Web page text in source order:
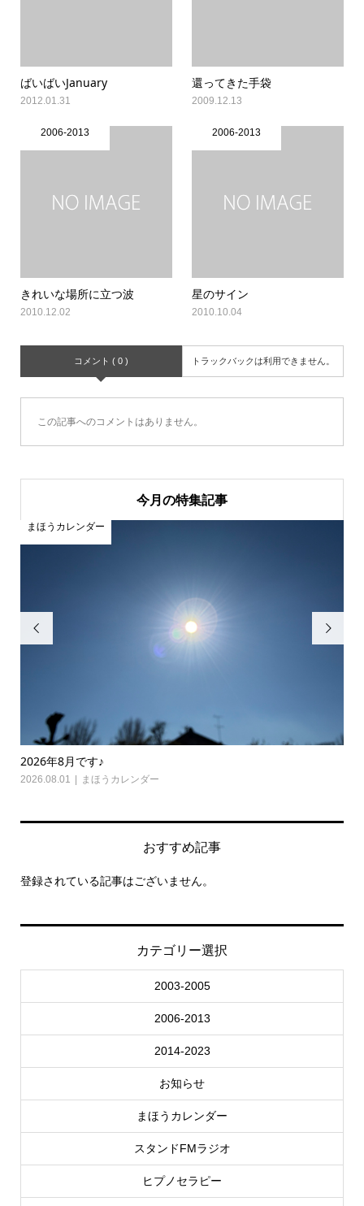
ばいばいJanuary
2012.01.31
還ってきた手袋
2009.12.13
2006-2013
きれいな場所に立つ波
2010.12.02
2006-2013
星のサイン
2010.10.04
コメント ( 0 ) トラックバックは利用できません。
この記事へのコメントはありません。
今月の特集記事

2026年8月です♪
2026.08.01 まほうカレンダー
まほうカレンダー

おすすめ記事
登録されている記事はございません。
カテゴリー選択
2003-2005
2006-2013
2014-2023
お知らせ
まほうカレンダー
スタンドFMラジオ
ヒプノセラピー